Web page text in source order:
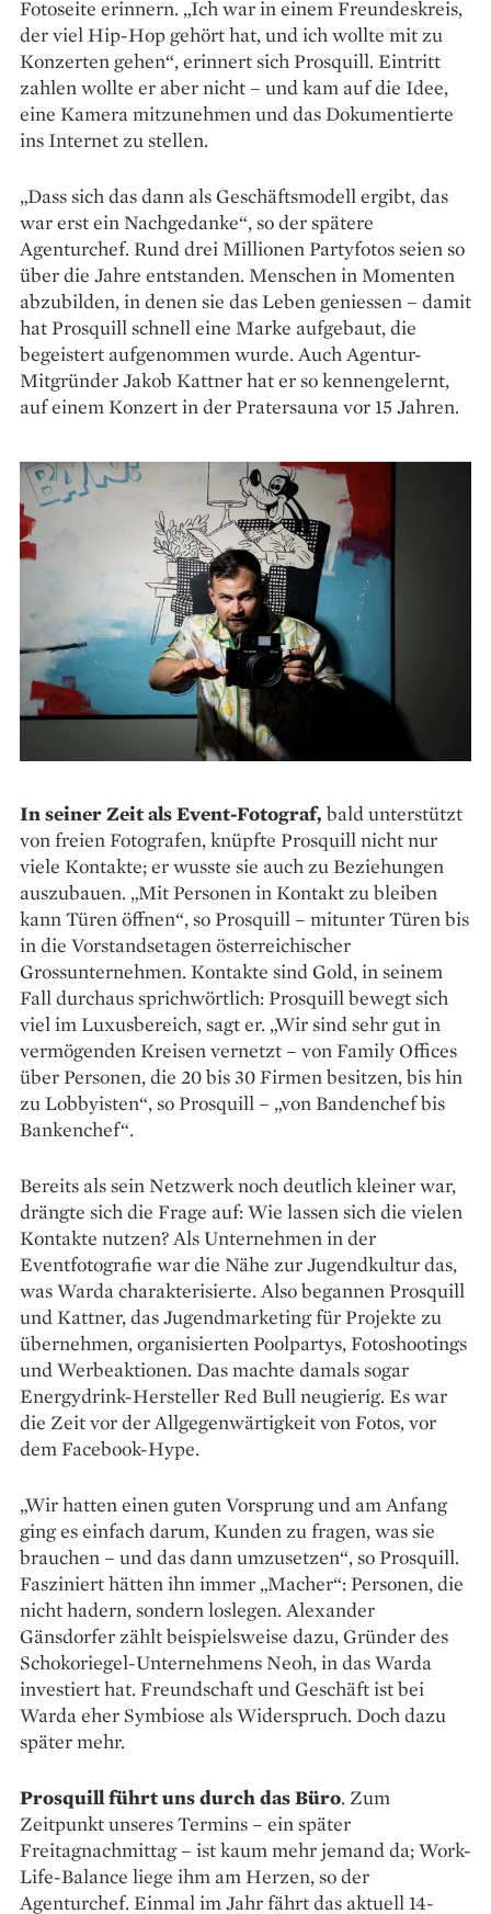
Fotoseite erinnern. „Ich war in einem Freundeskreis,
der viel Hip-Hop gehört hat, und ich wollte mit zu
Konzerten gehen“, erinnert sich Prosquill. Eintritt
zahlen wollte er aber nicht – und kam auf die Idee,
eine Kamera mitzunehmen und das Dokumentierte
ins Internet zu stellen.
„Dass sich das dann als Geschäftsmodell ergibt, das
war erst ein Nachgedanke“, so der spätere
Agenturchef. Rund drei Millionen Partyfotos seien so
über die Jahre entstanden. Menschen in Momenten
abzubilden, in denen sie das Leben geniessen – damit
hat Prosquill schnell eine Marke aufgebaut, die
begeistert aufgenommen wurde. Auch Agentur-
Mitgründer Jakob Kattner hat er so kennengelernt,
auf einem Konzert in der Pratersauna vor 15 Jahren.
In seiner Zeit als Event-Fotograf, bald unterstützt
von freien Fotografen, knüpfte Prosquill nicht nur
viele Kontakte; er wusste sie auch zu Beziehungen
auszubauen. „Mit ­Personen in Kontakt zu bleiben
kann Türen öffnen“, so Prosquill – mitunter Türen bis
in die Vorstandsetagen öster­reichischer
Grossunternehmen. Kontakte sind Gold, in seinem
Fall durchaus sprichwörtlich: Prosquill bewegt sich
viel im Luxusbereich, sagt er. „Wir sind sehr gut in
vermögenden Kreisen vernetzt – von Family Offices
über Personen, die 20 bis 30 Firmen besitzen, bis hin
zu Lobbyisten“, so Prosquill – „von Bandenchef bis
Bankenchef“.
Bereits als sein Netzwerk noch deutlich kleiner war,
drängte sich die Frage auf: Wie lassen sich die vielen
Kontakte nutzen? Als Unter­nehmen in der
Eventfotografie war die Nähe zur Jugendkultur das,
was Warda charakterisierte. Also begannen Prosquill
und Kattner, das Jugendmarketing für Projekte zu
über­nehmen, organisierten Poolpartys, Fotoshootings
und Werbeaktionen. Das machte damals sogar
Energydrink-Hersteller Red Bull neugierig. Es war
die Zeit vor der Allgegenwärtigkeit von Fotos, vor
dem Facebook-Hype.
„Wir hatten einen guten Vorsprung und am Anfang
ging es einfach darum, Kunden zu fragen, was sie
brauchen – und das dann umzusetzen“, so Prosquill.
Fasziniert hätten ihn immer ­„Macher“: Personen, die
nicht hadern, sondern los­legen. Alexander
Gänsdorfer zählt beispielsweise dazu, Gründer des
Schokoriegel-Unternehmens Neoh, in das Warda
investiert hat. Freundschaft und Geschäft ist bei
Warda eher Symbiose als Widerspruch. Doch dazu
später mehr.
Prosquill führt uns durch das Büro. Zum
Zeitpunkt unseres Termins – ein später
Freitagnachmittag – ist kaum mehr jemand da; Work-
Life-­Balance liege ihm am Herzen, so der
Agenturchef. Einmal im Jahr fährt das aktuell 14-